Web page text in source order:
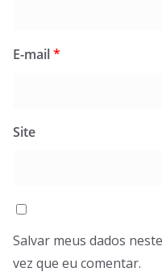
E-mail*
Site
Salvar meus dados
vez que eu comentar.